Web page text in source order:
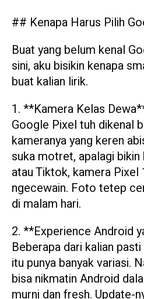
## Kenapa Harus Pilih
Buat yang belum kenal
sini, aku bisikin kenapa
buat kalian lirik.
1. **Kamera Kelas
Google Pixel tuh dikenal
kameranya yang keren
suka motret, apalagi
atau Tiktok, kamera Pixel
ngecewain. Foto tetep
di malam hari.
2. **Experience Android
Beberapa dari kalian
itu punya banyak variasi.
bisa nikmatin Android
murni dan fresh. Update-